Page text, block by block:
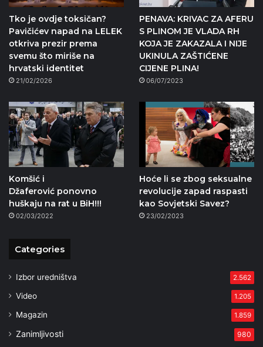
Tko je ovdje toksičan?
Pavičićev napad na LELEK
otkriva prezir prema
svemu što miriše na
hrvatski identitet
21/02/2026
PENAVA: KRIVAC ZA AFERU
S PLINOM JE VLADA RH
KOJA JE ZAKAZALA I NIJE
UKINULA ZAŠTIĆENE
CIJENE PLINA!
06/07/2023
Komšić i
Džaferović ponovno
huškaju na rat u BiH!!!
02/03/2022
Hoće li se zbog seksualne
revolucije zapad raspasti
kao Sovjetski Savez?
23/02/2023
Categories
Izbor uredništva 2.562
Video 1.205
Magazin 1.859
Zanimljivosti 980